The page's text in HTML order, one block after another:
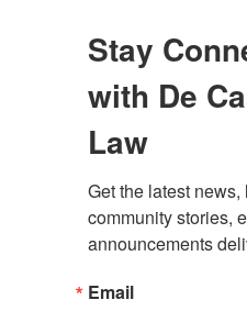
ABOGADO
POR
Stay
with De
Law
Get the latest
community stories,
announcements
Email